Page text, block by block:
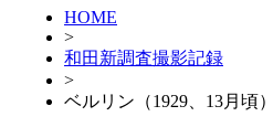
HOME
>
和田新調査撮影記録
>
ベルリン（1929、13月頃